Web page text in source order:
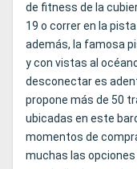
de fitness de la
19 o correr en la
además, la famosa
y con vistas al
desconectar es
propone más de 50
ubicadas en este
momentos de
muchas las